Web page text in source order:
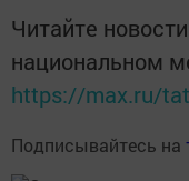
Читайте
национальном
https://max.ru/
Подписывайтесь на